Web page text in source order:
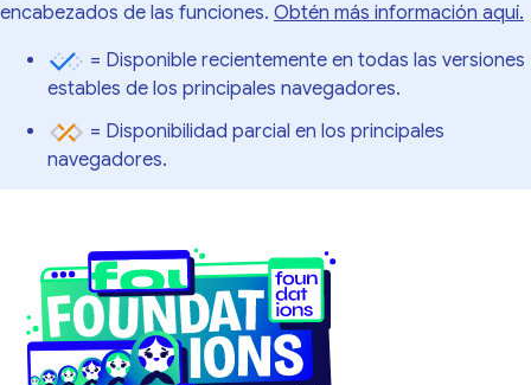
encabezados de las funciones. Obtén más información aquí.
= Disponible recientemente en todas las versiones
estables de los principales navegadores.
= Disponibilidad parcial en los principales
navegadores.